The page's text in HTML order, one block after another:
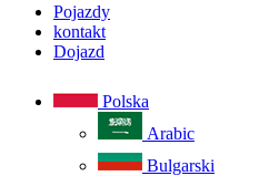
Pojazdy
kontakt
Dojazd
Polska
Arabic
Bulgarski